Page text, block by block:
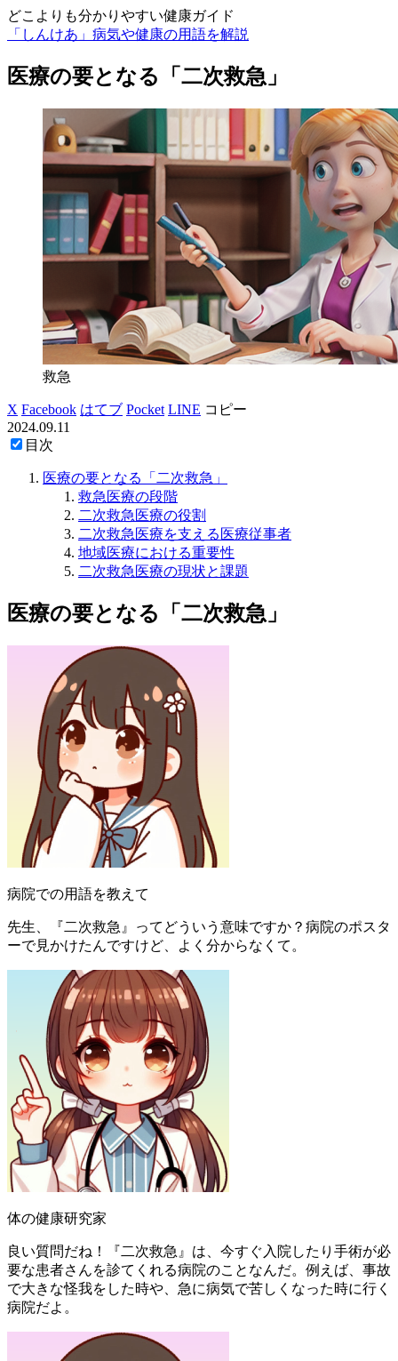
どこよりも分かりやすい健康ガイド
「しんけあ」病気や健康の用語を解説
医療の要となる「二次救急」
救急
X Facebook はてブ Pocket LINE コピー
2024.09.11
目次
医療の要となる「二次救急」
救急医療の段階
二次救急医療の役割
二次救急医療を支える医療従事者
地域医療における重要性
二次救急医療の現状と課題
医療の要となる「二次救急」
病院での用語を教えて
先生、『二次救急』ってどういう意味ですか？病院のポスタ
ーで見かけたんですけど、よく分からなくて。
体の健康研究家
良い質問だね！『二次救急』は、今すぐ入院したり手術が必
要な患者さんを診てくれる病院のことなんだ。例えば、事故
で大きな怪我をした時や、急に病気で苦しくなった時に行く
病院だよ。